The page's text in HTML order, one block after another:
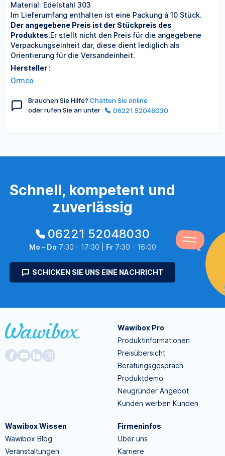
Material: Edelstahl 303
Im Lieferumfang enthalten ist eine Packung à 10 Stück.
Der angegebene Preis ist der Stückpreis des
Produktes.Er stellt nicht den Preis für die angegebene
Verpackungseinheit dar, diese dient lediglich als
Orientierung für die Versandeinheit.
Hersteller :
Ormco
Brauchen Sie Hilfe? Chatten Sie online
oder rufen Sie an unter
06221 52048030
Schnell, kompetent und
zuverlässig
06221 52048030
Mo - Do 7:30 - 17:30 | Fr7:30 - 16:00
SCHICKEN SIE UNS EINE NACHRICHT
Wawibox Pro
Produktinformationen
Preisübersicht
Beratungsgespräch
Produktdemo
Neugründer Angebot
Kunden werben Kunden
Wawibox Wissen
Wawibox Blog
Veranstaltungen
Firmeninfos
Über uns
Karriere